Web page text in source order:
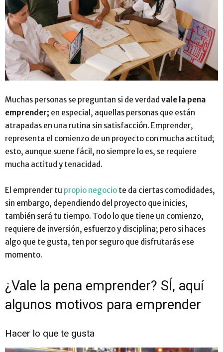
Muchas personas se preguntan si de verdad vale la pena
emprender; en especial, aquellas personas que están
atrapadas en una rutina sin satisfacción. Emprender,
representa el comienzo de un proyecto con mucha actitud;
esto, aunque suene fácil, no siempre lo es, se requiere
mucha actitud y tenacidad.
El emprender tu propio negocio te da ciertas comodidades,
sin embargo, dependiendo del proyecto que inicies,
también será tu tiempo. Todo lo que tiene un comienzo,
requiere de inversión, esfuerzo y disciplina; pero si haces
algo que te gusta, ten por seguro que disfrutarás ese
momento.
¿Vale la pena emprender? SÍ, aquí
algunos motivos para emprender
Hacer lo que te gusta